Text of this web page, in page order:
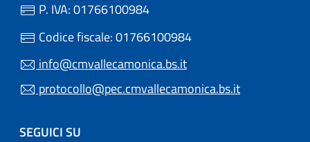
P. IVA: 01766100984
Codice fiscale: 01766100984
info@cmvallecamonica.bs.it
protocollo@pec.cmvallecamonica.bs.it
SEGUICI SU